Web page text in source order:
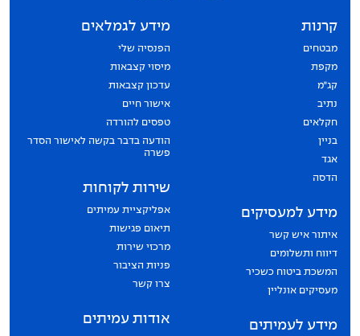
קרנות
מבטחים
מקפת
קג״מ
נתיב
חקלאים
בניין
אגד
הדסה
מידע למעסיקים
איתור איש קשר
דיווח ותשלומים
המשכת ביטוח כשכיר
מעסיקים אונליין
מידע לעמיתים
מידע לגמלאים
הפנסיה שלי
מיסוי קצבאות
עדכון קצבאות
אישור חיים
טפסים להורדה
הודעה בדבר בקשה לאישור הסדר
פשרה
שירות לקוחות
אפליקציית עמיתים
תיאום פגישות
מרכזי שירות
פניות הציבור
צרו קשר
אודות עמיתים